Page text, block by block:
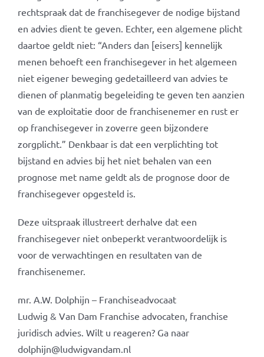
rechtspraak dat de franchisegever de nodige bijstand
en advies dient te geven. Echter, een algemene plicht
daartoe geldt niet: “Anders dan [eisers] kennelijk
menen behoeft een franchisegever in het algemeen
niet eigener beweging gedetailleerd van advies te
dienen of planmatig begeleiding te geven ten aanzien
van de exploitatie door de franchisenemer en rust er
op franchisegever in zoverre geen bijzondere
zorgplicht.” Denkbaar is dat een verplichting tot
bijstand en advies bij het niet behalen van een
prognose met name geldt als de prognose door de
franchisegever opgesteld is.
Deze uitspraak illustreert derhalve dat een
franchisegever niet onbeperkt verantwoordelijk is
voor de verwachtingen en resultaten van de
franchisenemer.
mr. A.W. Dolphijn – Franchiseadvocaat
Ludwig & Van Dam Franchise advocaten, franchise
juridisch advies. Wilt u reageren? Ga naar
dolphijn@ludwigvandam.nl